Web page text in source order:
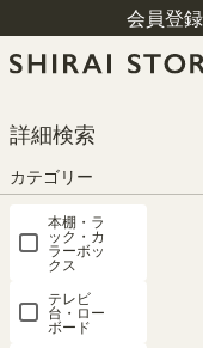
会員登
詳細検索
カテゴリー
本棚・ラ
ック・カ
ラーボッ
クス
テレビ
台・ロー
ボード
HOME カテゴリー
国産 壁面収納 キャビネッ
リム 巾木よけ 配線穴 耐震ラ